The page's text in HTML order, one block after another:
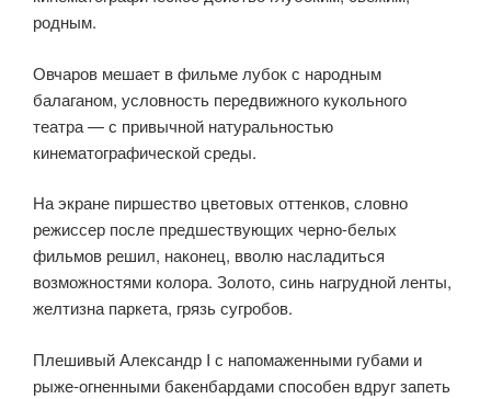
родным.
Овчаров мешает в фильме лубок с народным
балаганом, условность передвижного кукольного
театра — с привычной натуральностью
кинематографической среды.
На экране пиршество цветовых оттенков, словно
режиссер после предшествующих черно-белых
фильмов решил, наконец, вволю насладиться
возможностями колора. Золото, синь нагрудной ленты,
желтизна паркета, грязь сугробов.
Плешивый Александр I с напомаженными губами и
рыже-огненными бакенбардами способен вдруг запеть